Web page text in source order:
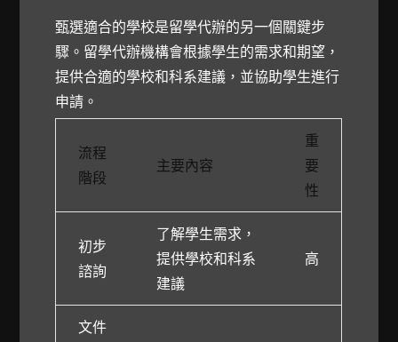
甄選適合的學校是留學代辦的另一個關鍵步
驟。留學代辦機構會根據學生的需求和期望，
提供合適的學校和科系建議，並協助學生進行
申請。
流程
階段
主要內容
重
要
性
初步
諮詢
了解學生需求，
提供學校和科系
建議
高
文件